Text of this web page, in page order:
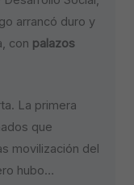
arrancó duro y
con palazos
La primera
que
movilización del
hubo…